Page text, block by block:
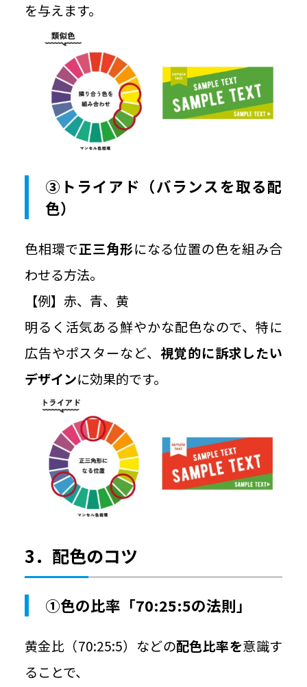
を与えます。
③トライアド（バランスを取る配
色）
色相環で正三角形になる位置の色を組み合
わせる方法。
【例】赤、青、黄
明るく活気ある鮮やかな配色なので、特に
広告やポスターなど、 視覚的に訴求したい
デザインに効果的です。
3．配色のコツ
①色の比率「70:25:5の法則」
黄金比（70:25:5）などの配色比率を意識す
ることで、